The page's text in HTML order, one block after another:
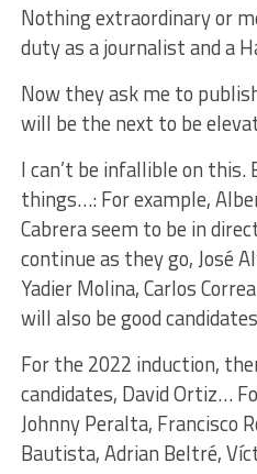
Nothing extraordinary or
duty as a journalist and a
Now they ask me to
will be the next to be
I can’t be infallible on this.
things…: For example,
Cabrera seem to be in
continue as they go, José
Yadier Molina, Carlos
will also be good
For the 2022 induction,
candidates, David Ortiz…
Johnny Peralta, Francisco
Bautista, Adrian Beltré,